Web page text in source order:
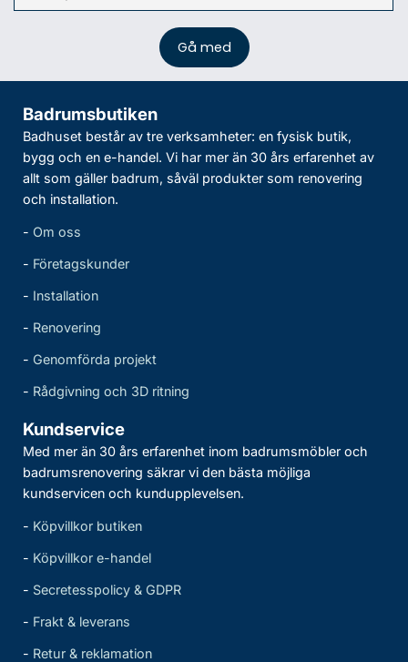
Badrumsbutiken
Badhuset består av tre verksamheter: en fysisk butik,
bygg och en e-handel. Vi har mer än 30 års erfarenhet av
allt som gäller badrum, såväl produkter som renovering
och installation.
- Om oss
- Företagskunder
- Installation
- Renovering
- Genomförda projekt
- Rådgivning och 3D ritning
Kundservice
Med mer än 30 års erfarenhet inom badrumsmöbler och
badrumsrenovering säkrar vi den bästa möjliga
kundservicen och kundupplevelsen.
- Köpvillkor butiken
- Köpvillkor e-handel
- Secretesspolicy & GDPR
- Frakt & leverans
- Retur & reklamation